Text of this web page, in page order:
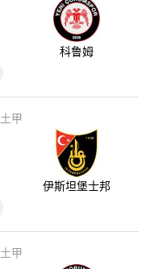
科鲁姆
土甲
伊斯坦堡士邦
土甲